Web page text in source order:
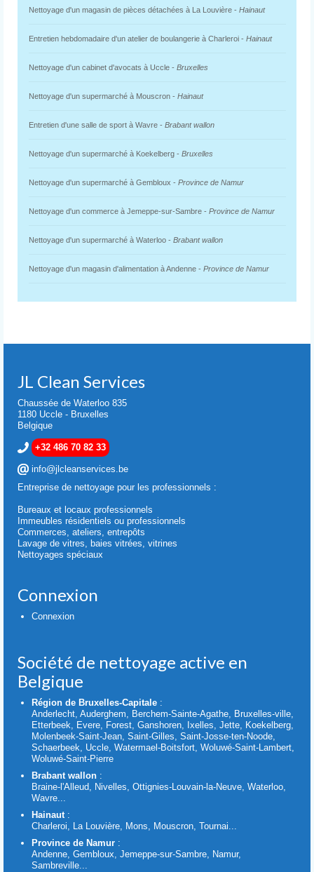
Nettoyage d'un magasin de pièces détachées à La Louvière - Hainaut
Entretien hebdomadaire d'un atelier de boulangerie à Charleroi - Hainaut
Nettoyage d'un cabinet d'avocats à Uccle - Bruxelles
Nettoyage d'un supermarché à Mouscron - Hainaut
Entretien d'une salle de sport à Wavre - Brabant wallon
Nettoyage d'un supermarché à Koekelberg - Bruxelles
Nettoyage d'un supermarché à Gembloux - Province de Namur
Nettoyage d'un commerce à Jemeppe-sur-Sambre - Province de Namur
Nettoyage d'un supermarché à Waterloo - Brabant wallon
Nettoyage d'un magasin d'alimentation à Andenne - Province de Namur
JL Clean Services
Chaussée de Waterloo 835
1180 Uccle - Bruxelles
Belgique
+32 486 70 82 33
info@jlcleanservices.be
Entreprise de nettoyage pour les professionnels :
Bureaux et locaux professionnels
Immeubles résidentiels ou professionnels
Commerces, ateliers, entrepôts
Lavage de vitres, baies vitrées, vitrines
Nettoyages spéciaux
Connexion
Connexion
Société de nettoyage active en
Belgique
Région de Bruxelles-Capitale :
Anderlecht, Auderghem, Berchem-Sainte-Agathe, Bruxelles-ville,
Etterbeek, Evere, Forest, Ganshoren, Ixelles, Jette, Koekelberg,
Molenbeek-Saint-Jean, Saint-Gilles, Saint-Josse-ten-Noode,
Schaerbeek, Uccle, Watermael-Boitsfort, Woluwé-Saint-Lambert,
Woluwé-Saint-Pierre
Brabant wallon :
Braine-l'Alleud, Nivelles, Ottignies-Louvain-la-Neuve, Waterloo,
Wavre...
Hainaut:
Charleroi, La Louvière, Mons, Mouscron, Tournai...
Province de Namur :
Andenne, Gembloux, Jemeppe-sur-Sambre, Namur,
Sambreville...